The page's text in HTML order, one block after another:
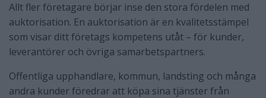
Allt fler företagare börjar inse den stora fördelen med
auktorisation. En auktorisation är en kvalitetsstämpel
som visar ditt företags kompetens utåt – för kunder,
leverantörer och övriga samarbetspartners.
Offentliga upphandlare, kommun, landsting och många
andra kunder föredrar att köpa sina tjänster från